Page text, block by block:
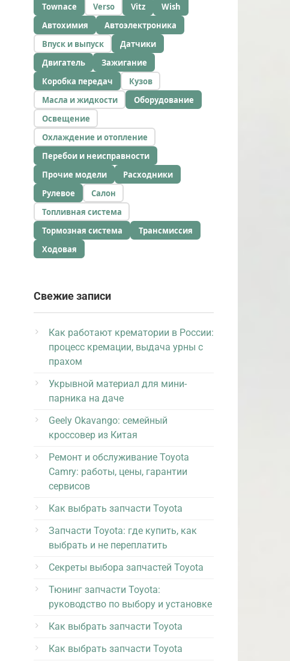
Townace
Verso Vitz
Wish
Автохимия
Автоэлектроника
Впуск и выпуск
Датчики
Двигатель
Зажигание
Коробка передач
Кузов
Масла и жидкости
Оборудование
Освещение
Охлаждение и отопление
Перебои и неисправности
Прочие модели
Расходники
Рулевое
Салон
Топливная система
Тормозная система
Трансмиссия
Ходовая
Свежие записи
Как работают крематории в России:
процесс кремации, выдача урны с
прахом
Укрывной материал для мини-
парника на даче
Geely Okavango: семейный
кроссовер из Китая
Ремонт и обслуживание Toyota
Camry: работы, цены, гарантии
сервисов
Как выбрать запчасти Toyota
Запчасти Toyota: где купить, как
выбрать и не переплатить
Секреты выбора запчастей Toyota
Тюнинг запчасти Toyota:
руководство по выбору и установке
Как выбрать запчасти Toyota
Как выбрать запчасти Toyota